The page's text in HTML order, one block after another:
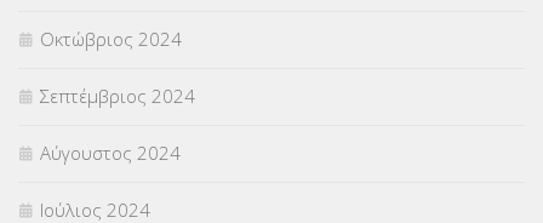
Οκτώβριος 2024
Σεπτέμβριος 2024
Αύγουστος 2024
Ιούλιος 2024